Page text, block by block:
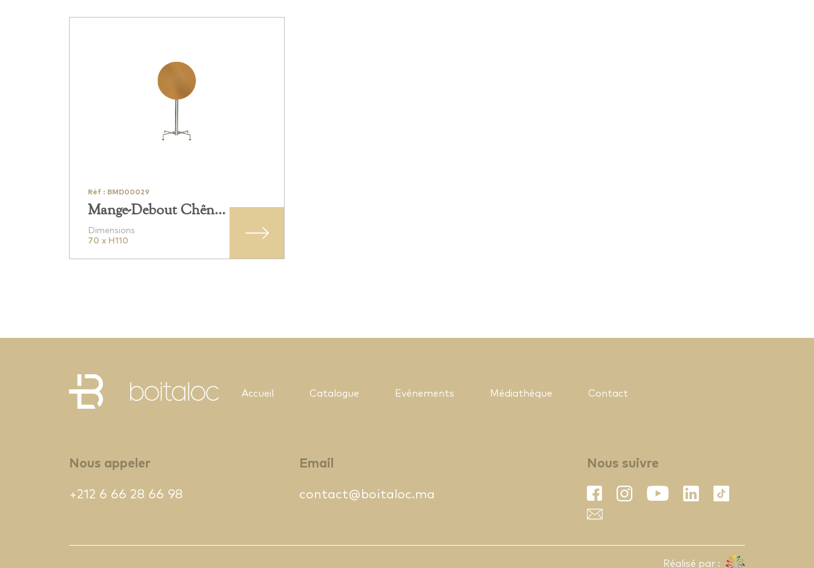
Réf : BMD00029
Mange-Debout Chêne
Clair
Dimensions
70 x H110
Accueil Catalogue Evénements Médiathèque Contact
Nous appeler
+212 6 66 28 66 98
Email
contact@boitaloc.ma
Nous suivre
Réalisé par :